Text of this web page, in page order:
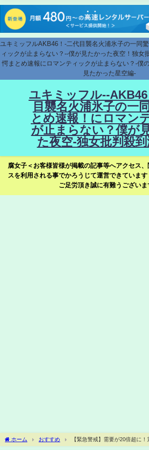
ユキミッフルAKB46！-二代目襲名火浦氷子の一同
ィックが止まらない？--僕が見たかった夜空！独女
愕まとめ速報にロマンティックが止まらない？-僕
見たかった星空編-
ユキミッフル--
目襲名火浦氷子の一
とめ速報！にロマン
が止まらない？僕が
た夜空-独女批判殺
腐女子＜お客様皆様が掲載の記事等へアクセス
スを利用される事でかろうじて運営できていま
ご足労頂き誠に有難うございま
ホーム おすすめ 【緊急警戒】需要が20倍超に